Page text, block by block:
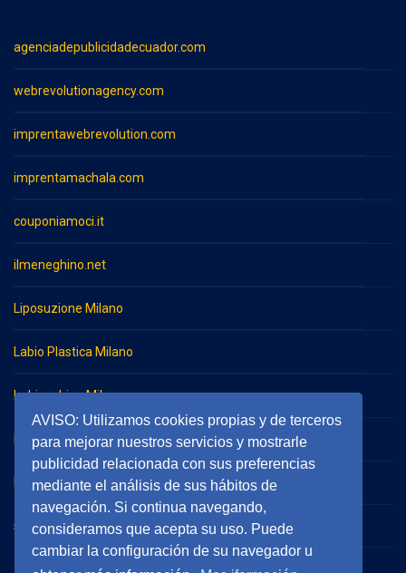
AVISO: Utilizamos cookies propias y de terceros
para mejorar nuestros servicios y mostrarle
publicidad relacionada con sus preferencias
mediante el análisis de sus hábitos de
navegación. Si continua navegando,
consideramos que acepta su uso. Puede
cambiar la configuración de su navegador u
agenciadepublicidadecuador.com
webrevolutionagency.com
imprentawebrevolution.com
imprentamachala.com
couponiamoci.it
ilmeneghino.net
Liposuzione Milano
Labio Plastica Milano
Imbianchino Milano
Impresa di pulizie Milano
Impresa di pulizie Monza
serramentieinfissimilano.it